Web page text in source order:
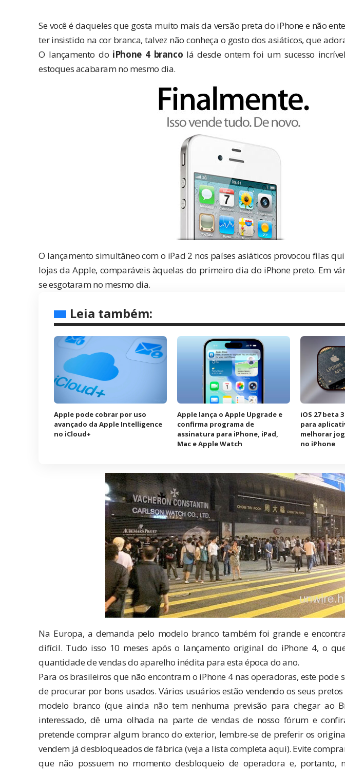
Se você é daqueles que gosta muito mais da versão preta do iPhone e não
ter insistido na cor branca, talvez não conheça o gosto dos asiáticos, que
O lançamento do iPhone 4 branco lá desde ontem foi um sucesso
estoques acabaram no mesmo dia.
O lançamento simultâneo com o iPad 2 nos países asiáticos provocou filas
lojas da Apple, comparáveis àquelas do primeiro dia do iPhone preto. Em
se esgotaram no mesmo dia.
Leia também:
Apple pode cobrar por uso
avançado da Apple Intelligence
no iCloud+
Apple lança o Apple Upgrade e
confirma programa de
assinatura para iPhone, iPad,
Mac e Apple Watch
iOS 27 beta
para
melhorar
no iPhone
Na Europa, a demanda pelo modelo branco também foi grande e
difícil. Tudo isso 10 meses após o lançamento original do iPhone 4, o
quantidade de vendas do aparelho inédita para esta época do ano.
Para os brasileiros que não encontram o iPhone 4 nas operadoras, este pode
de procurar por bons usados. Vários usuários estão vendendo os seus
modelo branco (que ainda não tem nenhuma previsão para chegar ao
interessado, dê uma olhada na parte de vendas de nosso fórum e
pretende comprar algum branco do exterior, lembre-se de preferir os
vendem já desbloqueados de fábrica (veja a lista completaaqui). Evite
que não possuem no momento desbloqueio de operadora e, portanto,